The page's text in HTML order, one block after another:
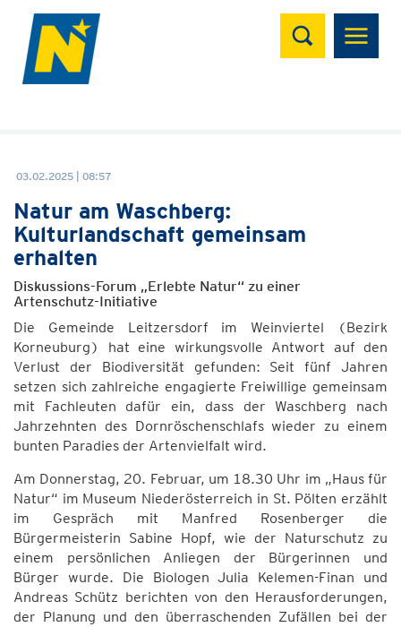
Suchen
03.02.2025 | 08:57
Natur am Waschberg:
Kulturlandschaft gemeinsam
erhalten
Diskussions-Forum „Erlebte Natur“ zu einer
Artenschutz-Initiative
Die Gemeinde Leitzersdorf im Weinviertel (Bezirk
Korneuburg) hat eine wirkungsvolle Antwort auf den
Verlust der Biodiversität gefunden: Seit fünf Jahren
setzen sich zahlreiche engagierte Freiwillige gemeinsam
mit Fachleuten dafür ein, dass der Waschberg nach
Jahrzehnten des Dornröschenschlafs wieder zu einem
bunten Paradies der Artenvielfalt wird.
Am Donnerstag, 20. Februar, um 18.30 Uhr im „Haus für
Natur“ im Museum Niederösterreich in St. Pölten erzählt
im Gespräch mit Manfred Rosenberger die
Bürgermeisterin Sabine Hopf, wie der Naturschutz zu
einem persönlichen Anliegen der Bürgerinnen und
Bürger wurde. Die Biologen Julia Kelemen-Finan und
Andreas Schütz berichten von den Herausforderungen,
der Planung und den überraschenden Zufällen bei der